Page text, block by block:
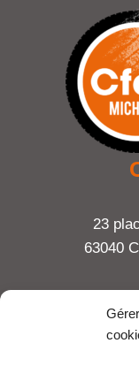
23
63040